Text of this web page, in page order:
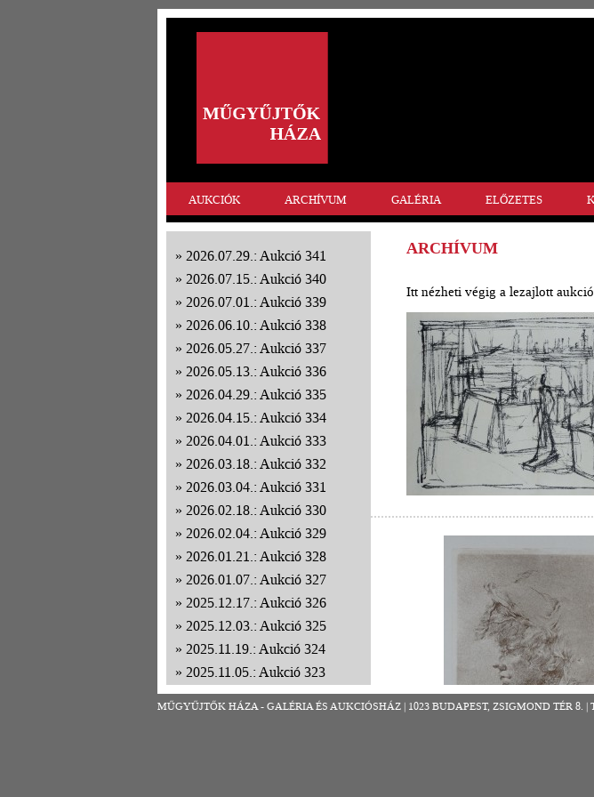
AUKCIÓK ARCHÍVUM GALÉRIA ELŐZETES
2026.07.29.: Aukció 341
2026.07.15.: Aukció 340
2026.07.01.: Aukció 339
2026.06.10.: Aukció 338
2026.05.27.: Aukció 337
2026.05.13.: Aukció 336
2026.04.29.: Aukció 335
2026.04.15.: Aukció 334
2026.04.01.: Aukció 333
2026.03.18.: Aukció 332
2026.03.04.: Aukció 331
2026.02.18.: Aukció 330
2026.02.04.: Aukció 329
2026.01.21.: Aukció 328
2026.01.07.: Aukció 327
2025.12.17.: Aukció 326
2025.12.03.: Aukció 325
2025.11.19.: Aukció 324
2025.11.05.: Aukció 323
2025.10.22.: Aukció 322
ARCHÍVUM
Itt nézheti végig a lezajlott
MŰGYŰJTŐK HÁZA - GALÉRIA ÉS AUKCIÓSHÁZ | 1023 BUDAPEST, ZSIGMOND TÉR 8.